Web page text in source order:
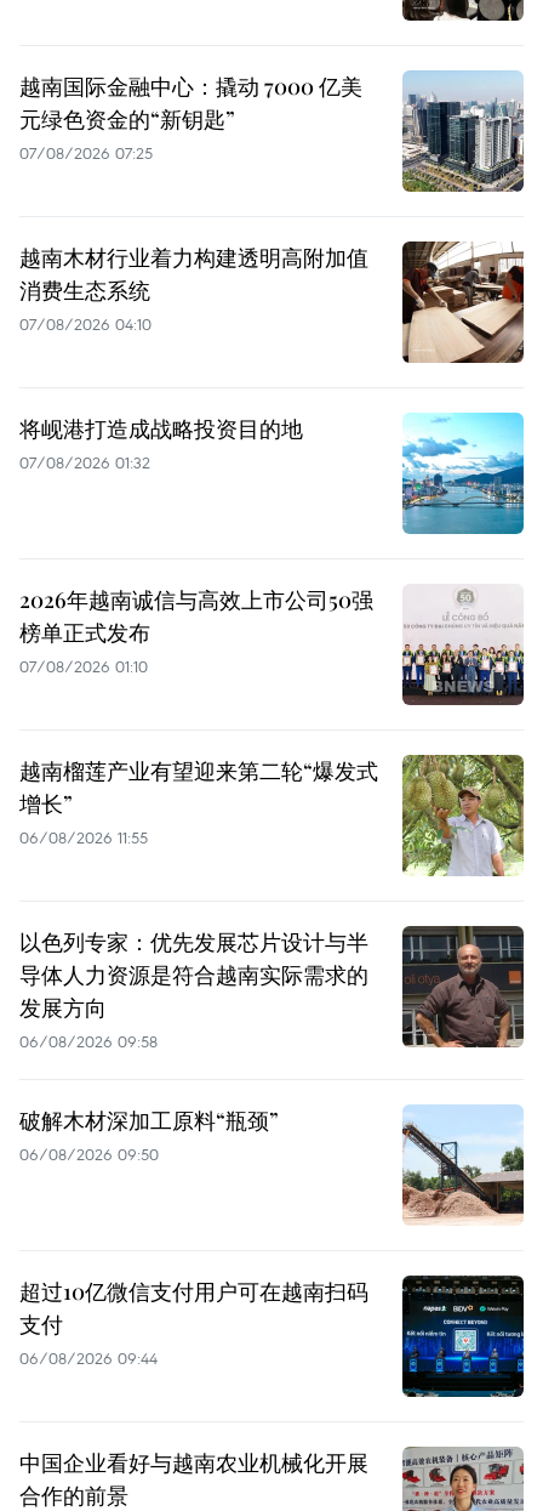
越南国际金融中心：撬动 7000 亿美
元绿色资金的“新钥匙”
07/08/2026 07:25
越南木材行业着力构建透明高附加值
消费生态系统
07/08/2026 04:10
将岘港打造成战略投资目的地
07/08/2026 01:32
2026年越南诚信与高效上市公司50强
榜单正式发布
07/08/2026 01:10
越南榴莲产业有望迎来第二轮“爆发式
增长”
06/08/2026 11:55
以色列专家：优先发展芯片设计与半
导体人力资源是符合越南实际需求的
发展方向
06/08/2026 09:58
破解木材深加工原料“瓶颈”
06/08/2026 09:50
超过10亿微信支付用户可在越南扫码
支付
06/08/2026 09:44
中国企业看好与越南农业机械化开展
合作的前景